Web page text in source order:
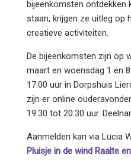
bijeenkomsten ontdekken
staan, krijgen ze uitleg op
creatieve activiteiten.
De bijeenkomsten zijn op
maart en woensdag 1 en
17.00 uur in Dorpshuis
zijn er online
19:30 tot 20:30 uur.
Aanmelden kan via Lucia
Pluisje in de wind Raalte